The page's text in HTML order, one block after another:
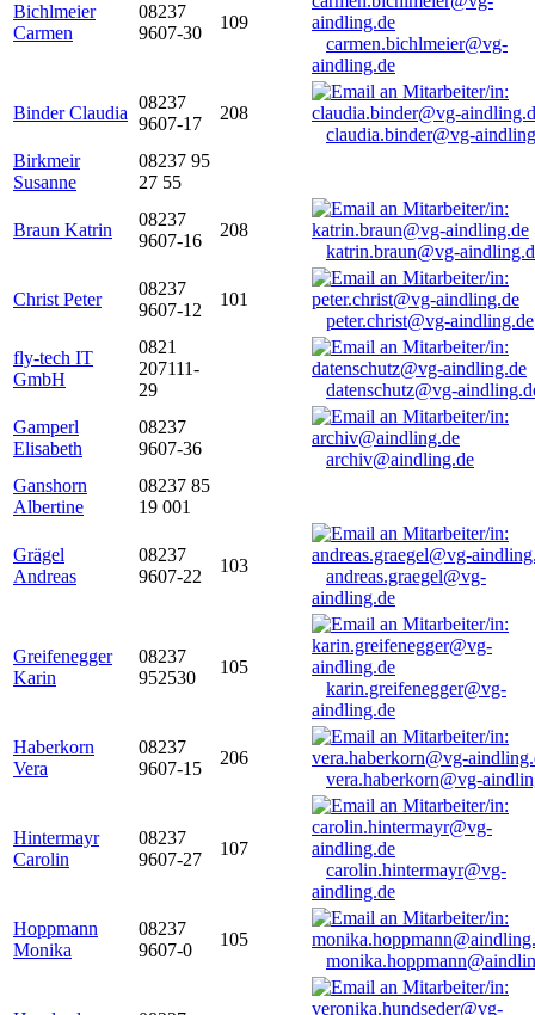
Bichlmeier
Carmen
08237
9607-30
109
carmen.bichlmeier@vg-
aindling.de
Binder Claudia
08237
9607-17
208
claudia.binder@vg-
Birkmeir
Susanne
08237 95
27 55
Braun Katrin
08237
9607-16
208
katrin.braun@vg-
Christ Peter
08237
9607-12
101
peter.christ@vg-aindling.de
fly-tech IT
GmbH
0821
207111-
29
datenschutz@vg-
Gamperl
Elisabeth
08237
9607-36
archiv@aindling.de
Ganshorn
Albertine
08237 85
19 001
Grägel
Andreas
08237
9607-22
103
andreas.graegel@vg-
aindling.de
Greifenegger
Karin
08237
952530
105
karin.greifenegger@vg-
aindling.de
Haberkorn
Vera
08237
9607-15
206
vera.haberkorn@vg-
Hintermayr
Carolin
08237
9607-27
107
carolin.hintermayr@vg-
aindling.de
Hoppmann
Monika
08237
9607-0
105